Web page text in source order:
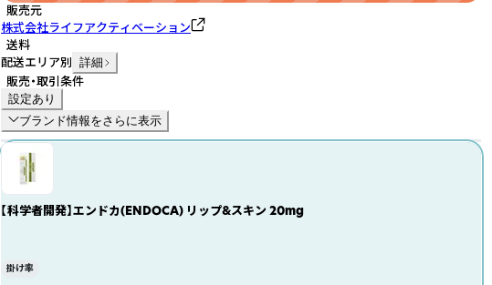
販売元
株式会社ライフアクティベーション
送料
配送エリア別 詳細
販売・取引条件
設定あり
ブランド情報をさらに表示
【科学者開発】エンドカ(ENDOCA) リップ&スキン 20mg
掛け率